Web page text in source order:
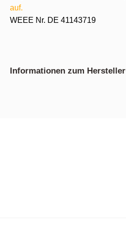
auf.
WEEE Nr. DE 41143719
Informationen zum Hersteller